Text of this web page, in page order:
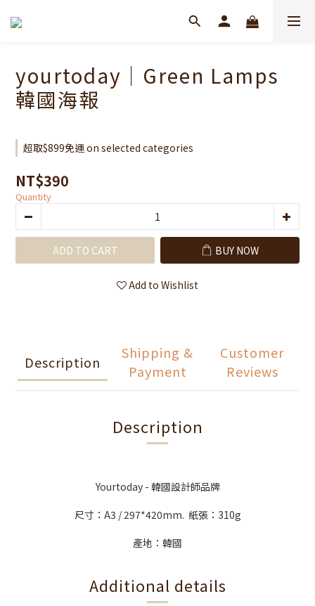
yourtoday｜Green Lamps
韓國海報
超取$899免運 on selected categories
NT$390
Quantity
ADD TO CART BUY NOW
Add to Wishlist
Description
Shipping &
Payment
Customer
Reviews
Description
Yourtoday - 韓國設計師品牌
尺寸：A3 / 297*420mm. 紙張：310g
產地：韓國
Additional details